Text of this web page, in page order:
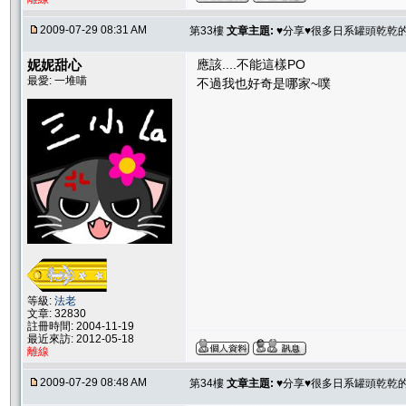
2009-07-29 08:31 AM 第33樓 文章主題: ♥分享♥很多日系罐頭乾乾
妮妮甜心
最愛: 一堆喵
等級: 法老
文章: 32830
註冊時間: 2004-11-19
最近來訪: 2012-05-18
離線
應該....不能這樣PO
不過我也好奇是哪家~噗
2009-07-29 08:48 AM 第34樓 文章主題: ♥分享♥很多日系罐頭乾乾